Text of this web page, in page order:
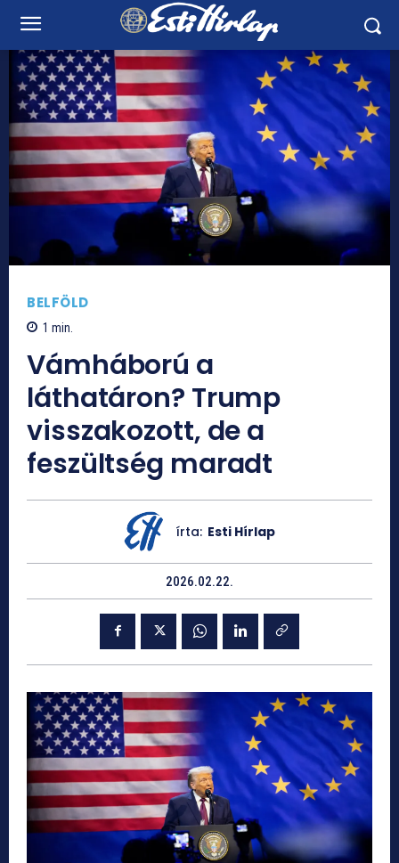
BELFÖLD
1 min.
Vámháború a
láthatáron? Trump
visszakozott, de a
feszültség maradt
írta: Esti Hírlap
2026.02.22.